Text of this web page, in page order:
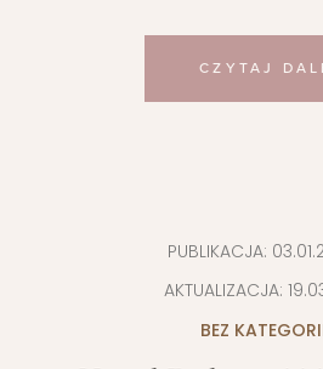
CZYTAJ
PUBLIKACJA:
AKTUALIZACJA:
BEZ